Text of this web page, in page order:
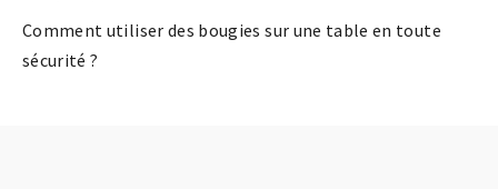
Comment utiliser des bougies sur une table en toute
sécurité ?